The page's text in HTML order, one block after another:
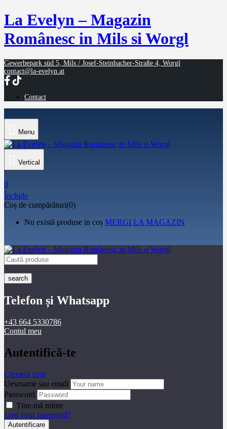
La Evelyn – Magazin
Românesc in Mils si Worgl
Gewerbepark süd 5, Mils / Josef-Steinbacher-Straße 4, Worgl
contact@la-evelyn.at
Contact
Menu
Vertical
0
Închide
Coș de cumpărături(0)
Nu există produse in coș MERGI LA MAGAZIN
search
Telefon și Whatsapp
+43 664 5330786
Contul meu
Autentifică-te
Creează cont
Uesrname sau email
Password
Ține-mă minte
Lost your password?